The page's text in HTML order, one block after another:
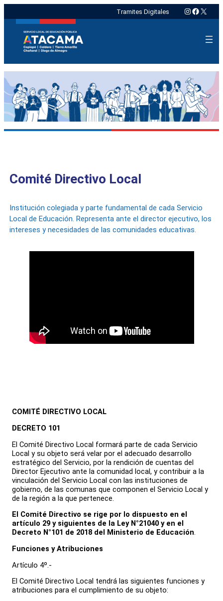
Tramites Digitales Instagram
X
Comité Directivo Local
Institución colegiada y parte fundamental de cada Servicio
Local de Educación. Representa ante el director ejecutivo, los
intereses y necesidades de las comunidades educativas.
COMITÉ DIRECTIVO LOCAL
DECRETO 101
El Comité Directivo Local formará parte de cada Servicio
Local y su objeto será velar por el adecuado desarrollo
estratégico del Servicio, por la rendición de cuentas del
Director Ejecutivo ante la comunidad local, y contribuir a la
vinculación del Servicio Local con las instituciones de
gobierno, de las comunas que componen el Servicio Local y
de la región a la que pertenece.
El Comité Directivo se rige por lo dispuesto en el
artículo 29 y siguientes de la Ley N°21040 y en el
Decreto N°101 de 2018 del Ministerio de Educación.
Funciones y Atribuciones
Artículo 4º.-
El Comité Directivo Local tendrá las siguientes funciones y
atribuciones para el cumplimiento de su objeto: